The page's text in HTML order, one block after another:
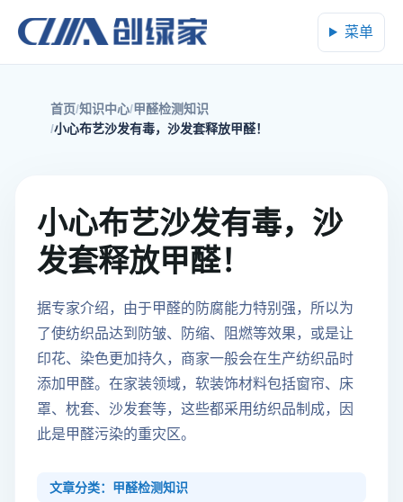
菜单
首页 知识中心 甲醛检测知识
小心布艺沙发有毒，沙发套释放甲醛！
小心布艺沙发有毒，沙
发套释放甲醛！
据专家介绍，由于甲醛的防腐能力特别强，所以为
了使纺织品达到防皱、防缩、阻燃等效果，或是让
印花、染色更加持久，商家一般会在生产纺织品时
添加甲醛。在家装领域，软装饰材料包括窗帘、床
罩、枕套、沙发套等，这些都采用纺织品制成，因
此是甲醛污染的重灾区。
文章分类：甲醛检测知识